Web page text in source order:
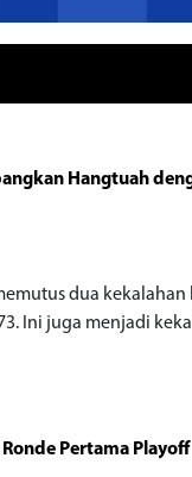
Hangtuah
dua
Ini juga menjadi
Pertama Playoff